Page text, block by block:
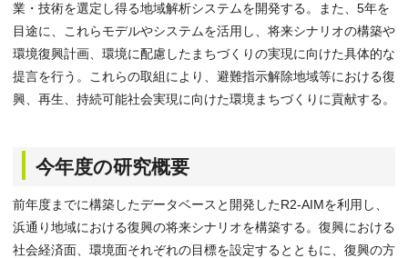
業・技術を選定し得る地域解析システムを開発する。また、5年を
目途に、これらモデルやシステムを活用し、将来シナリオの構築や
環境復興計画、環境に配慮したまちづくりの実現に向けた具体的な
提言を行う。これらの取組により、避難指示解除地域等における復
興、再生、持続可能社会実現に向けた環境まちづくりに貢献する。
今年度の研究概要
前年度までに構築したデータベースと開発したR2-AIMを利用し、
浜通り地域における復興の将来シナリオを構築する。復興における
社会経済面、環境面それぞれの目標を設定するとともに、復興の方